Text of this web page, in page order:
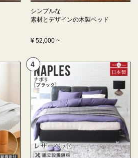
シンプルな
素材とデザインの木製ベッド
¥ 52,000 ~